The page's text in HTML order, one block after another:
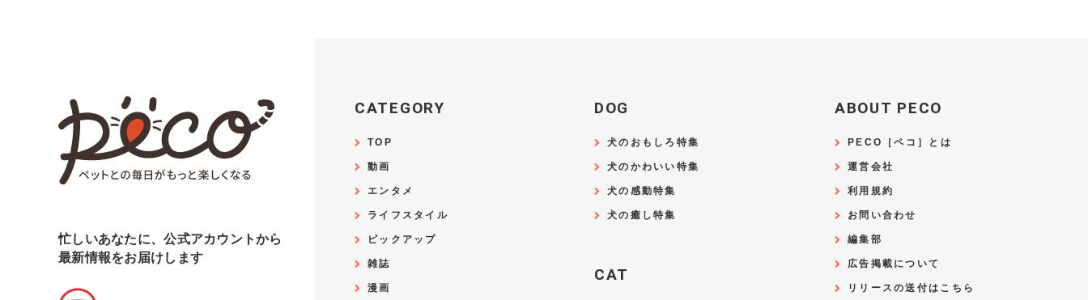
忙しいあなたに、公式アカウントから
最新情報をお届けします
CATEGORY
TOP
動画
エンタメ
ライフスタイル
ピックアップ
雑誌
漫画
DOG
犬のおもしろ特集
犬のかわいい特集
犬の感動特集
犬の癒し特集
CAT
ABOUT PECO
PECO［ペコ］とは
運営会社
利用規約
お問い合わせ
編集部
広告掲載について
リリースの送付はこちら